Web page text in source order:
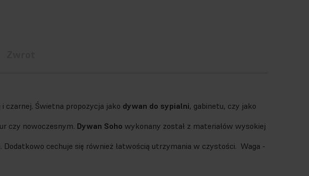
czarnej. Świetna propozycja jako dywan do sypialni, gabinetu, czy jako
czy nowoczesnym. Dywan Soho wykonany został z materiałów wysokiej
cechuje się również łatwością utrzymania w czystości. Waga -